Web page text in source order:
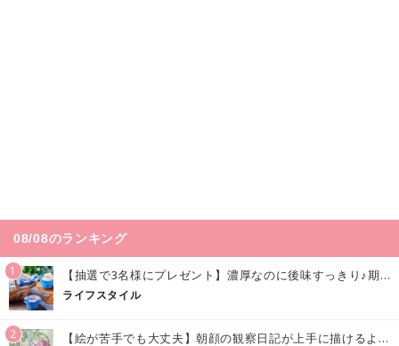
08/08のランキング
1 【抽選で3名様にプレゼント】濃厚なのに後味すっきり♪期間限定の「メイトーのなめらかプリン カルピス®入りソース」で夏を味わおう！
ライフスタイル
2 【絵が苦手でも大丈夫】朝顔の観察日記が上手に描けるようになる方法｜イラスト付き